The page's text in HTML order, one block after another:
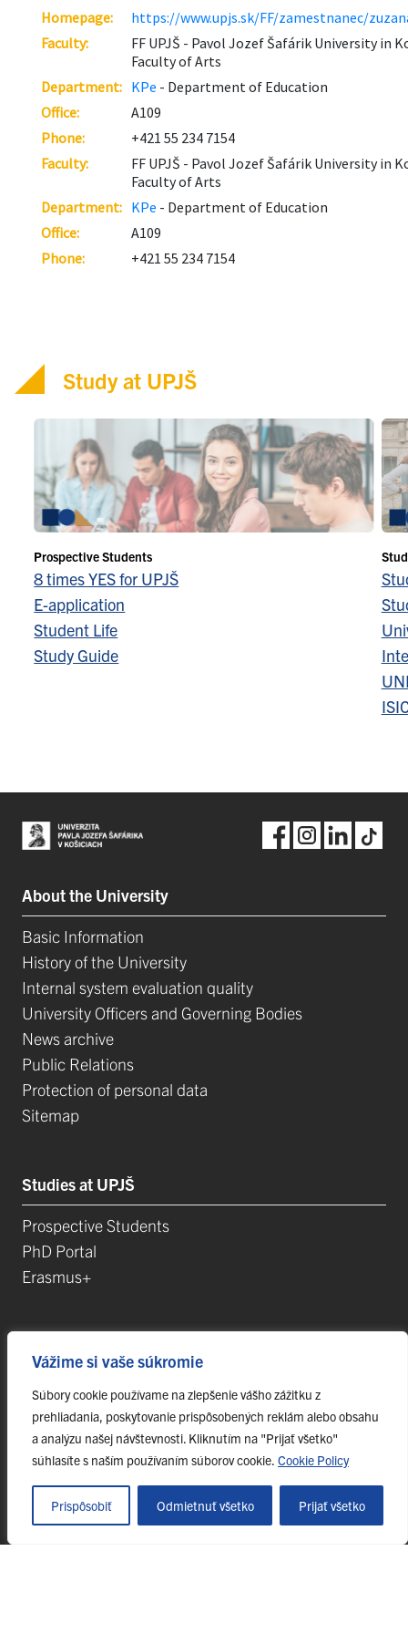
Vážime si vaše súkromie
Súbory cookie používame na zlepšenie vášho zážitku z
prehliadania, poskytovanie prispôsobených reklám alebo obsahu
a analýzu našej návštevnosti. Kliknutím na "Prijať všetko"
súhlasíte s naším používaním súborov cookie. Cookie Policy
Prispôsobiť Odmietnuť všetko Prijať všetko
Study at UPJŠ
Prospective Students
8 times YES for UPJŠ
E-application
Student Life
Study Guide
About the University
Basic Information
History of the University
Internal system evaluation quality
University Officers and Governing Bodies
News archive
Public Relations
Protection of personal data
Sitemap
Studies at UPJŠ
Prospective Students
PhD Portal
Erasmus+
Postdoctoral Positions
Research Projects
Top Research Teams
Technology and Innovation Park (TIP-UPJŠ)
University Science Parks
List of Publications